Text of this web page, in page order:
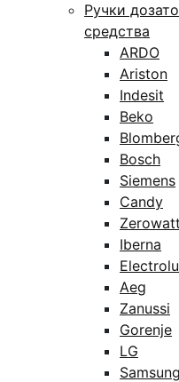
Ручки
средства
ARDO
Ariston
Indesit
Beko
Bosch
Siemens
Candy
Zerowatt
Iberna
Aeg
Zanussi
Gorenje
LG
Samsung